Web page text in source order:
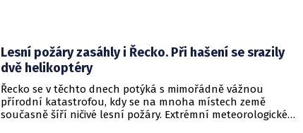
Lesní požáry zasáhly i Řecko. Při hašení se srazily
dvě helikoptéry
Řecko se v těchto dnech potýká s mimořádně vážnou
přírodní katastrofou, kdy se na mnoha místech země
současně šíří ničivé lesní požáry. Extrémní meteorologické